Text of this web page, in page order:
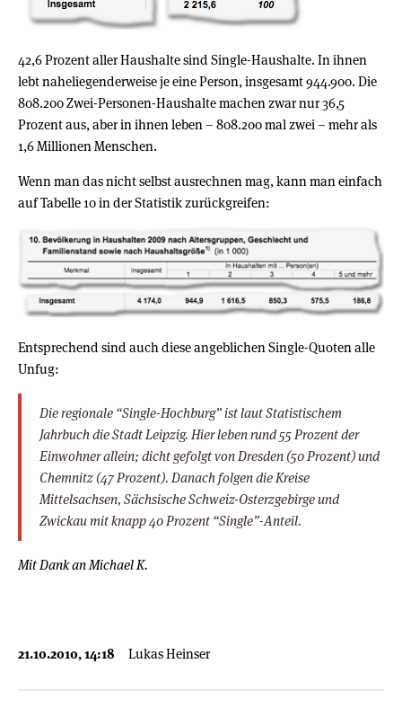
42,6 Prozent aller Haushalte sind Single-Haushalte. In ihnen
lebt naheliegenderweise je eine Person, insgesamt 944.900. Die
808.200 Zwei-Personen-Haushalte machen zwar nur 36,5
Prozent aus, aber in ihnen leben – 808.200 mal zwei – mehr als
1,6 Millionen Menschen.
Wenn man das nicht selbst ausrechnen mag, kann man einfach
auf Tabelle 10 in der Statistik zurückgreifen:
Entsprechend sind auch diese angeblichen Single-Quoten alle
Unfug:
Die regionale “Single-Hochburg” ist laut Statistischem
Jahrbuch die Stadt Leipzig. Hier leben rund 55 Prozent der
Einwohner allein; dicht gefolgt von Dresden (50 Prozent) und
Chemnitz (47 Prozent). Danach folgen die Kreise
Mittelsachsen, Sächsische Schweiz-Osterzgebirge und
Zwickau mit knapp 40 Prozent “Single”-Anteil.
Mit Dank an Michael K.
21.10.2010, 14:18 Lukas Heinser